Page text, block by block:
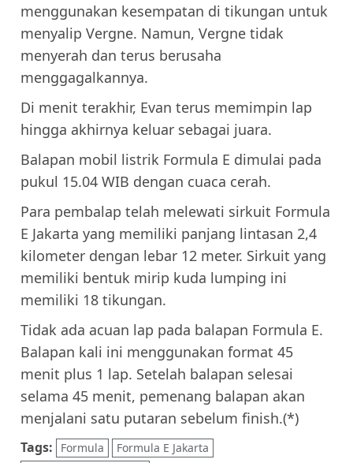
menggunakan kesempatan di tikungan untuk
menyalip Vergne. Namun, Vergne tidak
menyerah dan terus berusaha
menggagalkannya.
Di menit terakhir, Evan terus memimpin lap
hingga akhirnya keluar sebagai juara.
Balapan mobil listrik Formula E dimulai pada
pukul 15.04 WIB dengan cuaca cerah.
Para pembalap telah melewati sirkuit Formula
E Jakarta yang memiliki panjang lintasan 2,4
kilometer dengan lebar 12 meter. Sirkuit yang
memiliki bentuk mirip kuda lumping ini
memiliki 18 tikungan.
Tidak ada acuan lap pada balapan Formula E.
Balapan kali ini menggunakan format 45
menit plus 1 lap. Setelah balapan selesai
selama 45 menit, pemenang balapan akan
menjalani satu putaran sebelum finish.(*)
Tags: Formula
Formula E Jakarta